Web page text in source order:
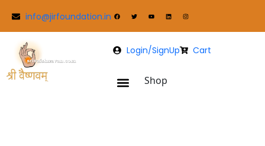
info@jirfoundation.in
Login/SignUp Cart
Shop